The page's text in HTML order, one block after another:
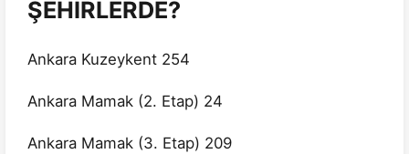
ŞEHİRLERDE?
Ankara Kuzeykent 254
Ankara Mamak (2. Etap) 24
Ankara Mamak (3. Etap) 209